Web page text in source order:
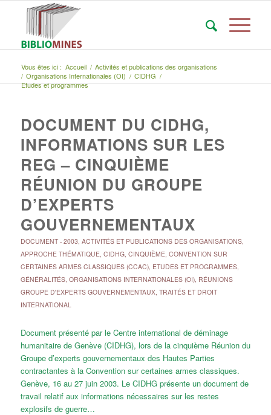
Vous êtes ici : Accueil / Activités et publications des organisations
/ Organisations Internationales (OI) / CIDHG /
Etudes et programmes
DOCUMENT DU CIDHG,
INFORMATIONS SUR LES
REG – CINQUIÈME
RÉUNION DU GROUPE
D’EXPERTS
GOUVERNEMENTAUX
DOCUMENT- 2003, ACTIVITÉS ET PUBLICATIONS DES ORGANISATIONS,
APPROCHE THÉMATIQUE, CIDHG, CINQUIÈME, CONVENTION SUR
CERTAINES ARMES CLASSIQUES (CCAC), ETUDES ET PROGRAMMES,
GÉNÉRALITÉS, ORGANISATIONS INTERNATIONALES (OI), RÉUNIONS
GROUPE D'EXPERTS GOUVERNEMENTAUX, TRAITÉS ET DROIT
INTERNATIONAL
Document présenté par le Centre international de déminage
humanitaire de Genève (CIDHG), lors de la cinquième Réunion du
Groupe d’experts gouvernementaux des Hautes Parties
contractantes à la Convention sur certaines armes classiques.
Genève, 16 au 27 juin 2003. Le CIDHG présente un document de
travail relatif aux informations nécessaires sur les restes
explosifs de guerre…